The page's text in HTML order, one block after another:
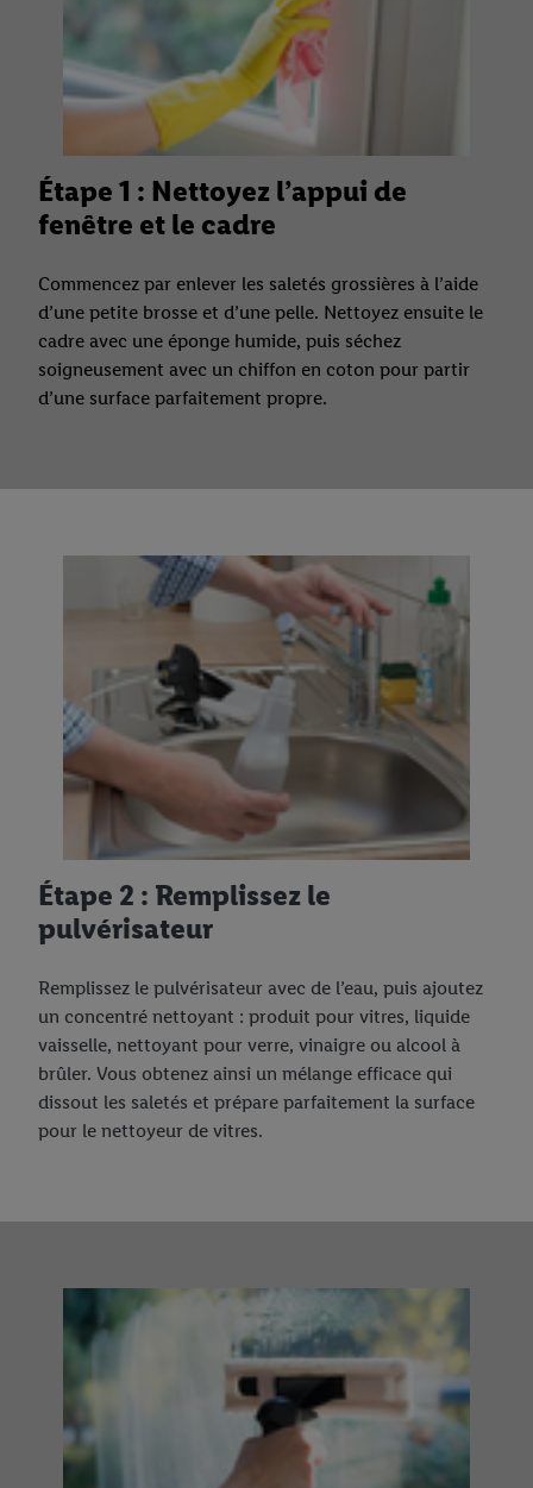
Étape 1 : Nettoyez l’appui de
fenêtre et le cadre
Commencez par enlever les saletés grossières à l’aide
d’une petite brosse et d’une pelle. Nettoyez ensuite le
cadre avec une éponge humide, puis séchez
soigneusement avec un chiffon en coton pour partir
d’une surface parfaitement propre.
Étape 2 : Remplissez le
pulvérisateur
Remplissez le pulvérisateur avec de l’eau, puis ajoutez
un concentré nettoyant : produit pour vitres, liquide
vaisselle, nettoyant pour verre, vinaigre ou alcool à
brûler. Vous obtenez ainsi un mélange efficace qui
dissout les saletés et prépare parfaitement la surface
pour le nettoyeur de vitres.